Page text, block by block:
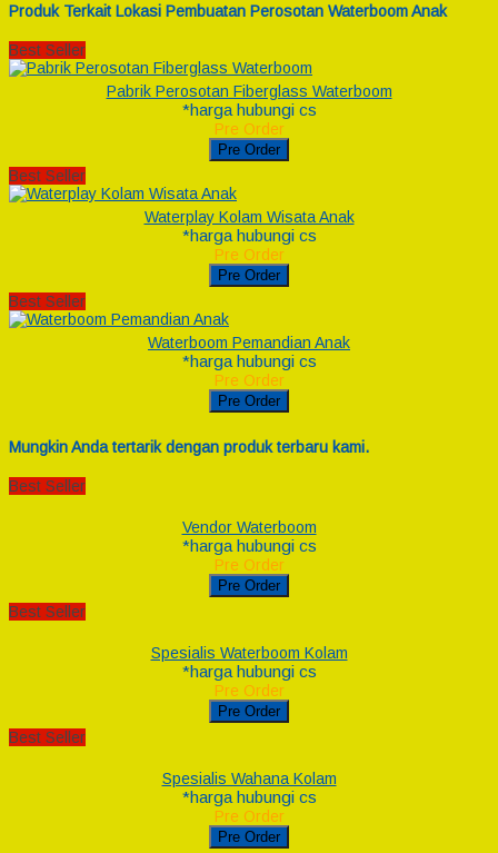
Produk Terkait Lokasi Pembuatan Perosotan Waterboom Anak
Best Seller
Pabrik Perosotan Fiberglass Waterboom
*harga hubungi cs
Pre Order
Pre Order
Best Seller
Waterplay Kolam Wisata Anak
*harga hubungi cs
Pre Order
Pre Order
Best Seller
Waterboom Pemandian Anak
*harga hubungi cs
Pre Order
Pre Order
Mungkin Anda tertarik dengan produk terbaru kami.
Best Seller
Vendor Waterboom
*harga hubungi cs
Pre Order
Pre Order
Best Seller
Spesialis Waterboom Kolam
*harga hubungi cs
Pre Order
Pre Order
Best Seller
Spesialis Wahana Kolam
*harga hubungi cs
Pre Order
Pre Order